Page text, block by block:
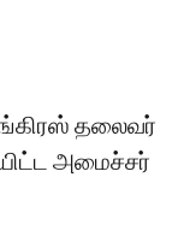
தலைவர்
அமைச்சர்